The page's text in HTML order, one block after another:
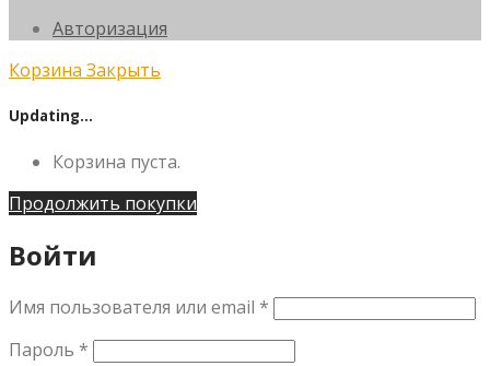
Авторизация
Корзина Закрыть
Updating…
Корзина пуста.
Продолжить покупки
Войти
Имя пользователя или email *
Пароль *